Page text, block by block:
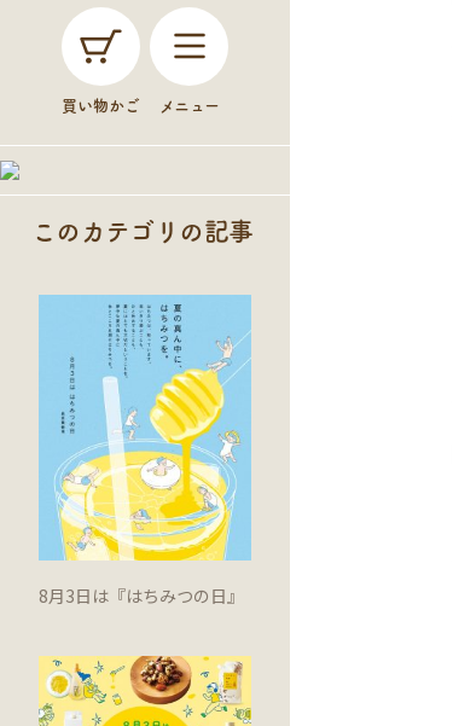
買い物かご メニュー
このカテゴリの記事
8月3日は『はちみつの日』